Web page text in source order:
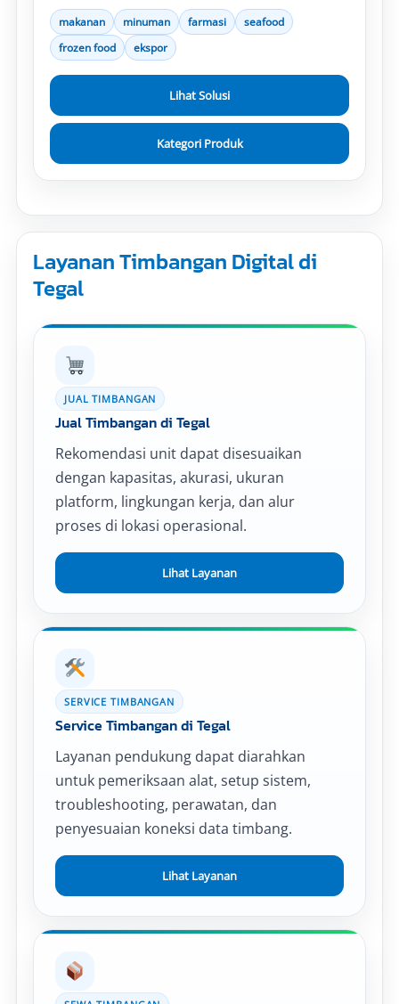
makanan minuman farmasi
seafood
frozen food
ekspor
Lihat Solusi
Kategori Produk
Layanan Timbangan Digital di
Tegal
JUAL TIMBANGAN
Jual Timbangan di Tegal
Rekomendasi unit dapat disesuaikan
dengan kapasitas, akurasi, ukuran
platform, lingkungan kerja, dan alur
proses di lokasi operasional.
Lihat Layanan
SERVICE TIMBANGAN
Service Timbangan di Tegal
Layanan pendukung dapat diarahkan
untuk pemeriksaan alat, setup sistem,
troubleshooting, perawatan, dan
penyesuaian koneksi data timbang.
Lihat Layanan